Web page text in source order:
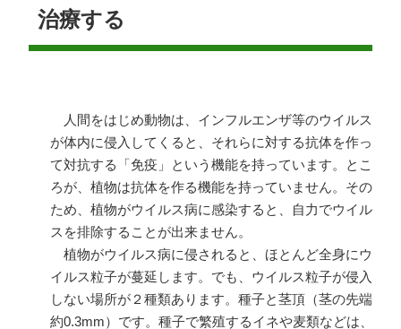
治療する
人間をはじめ動物は、インフルエンザ等のウイルス
が体内に侵入してくると、それらに対する抗体を作っ
て対抗する「免疫」という機能を持っています。とこ
ろが、植物は抗体を作る機能を持っていません。その
ため、植物がウイルス病に感染すると、自力でウイル
スを排除することが出来ません。
植物がウイルス病に侵されると、ほとんど全身にウ
イルス粒子が蔓延します。でも、ウイルス粒子が侵入
しない場所が２種類あります。種子と茎頂（茎の先端
約0.3mm）です。種子で繁殖するイネや麦類などは、